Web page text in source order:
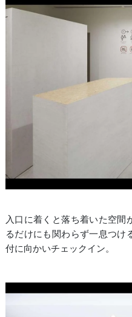
入口に着くと落ち着いた空間
るだけにも関わらず一息つけ
付に向かいチェックイン。